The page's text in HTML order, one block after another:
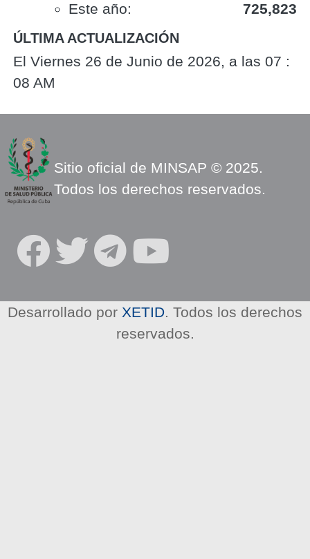
Este año:
725,823
ÚLTIMA ACTUALIZACIÓN
El Viernes 26 de Junio de 2026, a las 07 :
08 AM
Sitio oficial de MINSAP © 2025.
Todos los derechos reservados.
R
E
Desarrollado por XETID . Todos los derechos
reservados.